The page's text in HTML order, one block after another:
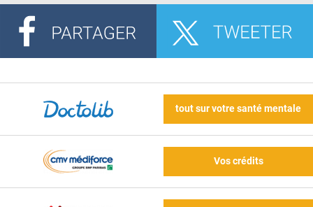
tout sur votre santé mentale
Vos crédits